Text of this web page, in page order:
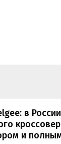
в
и